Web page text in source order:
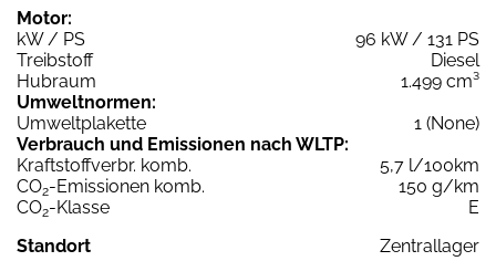
Motor:
kW / PS
96 kW / 131 PS
Treibstoff
Diesel
Hubraum
1.499 cm³
Umweltnormen:
Umweltplakette
1 (None)
Verbrauch und Emissionen nach WLTP:
Kraftstoffverbr. komb.
5,7 l/100km
CO2-Emissionen komb.
150 g/km
CO2-Klasse
E
Standort
Zentrallager